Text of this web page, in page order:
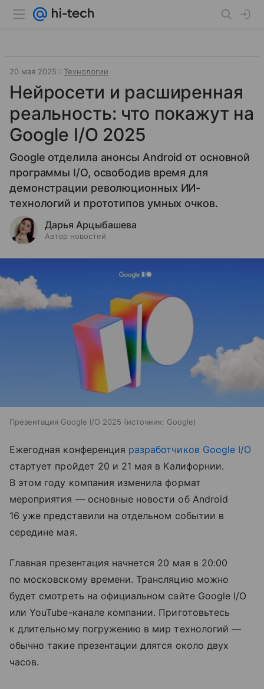
20 мая 2025 Технологии
Нейросети и расширенная
реальность: что покажут на
Google I/O 2025
Google отделила анонсы Android от основной
программы I/O, освободив время для
демонстрации революционных ИИ-
технологий и прототипов умных очков.
Дарья Арцыбашева
Автор новостей
Презентация Google I/O 2025 источник: Google
Ежегодная конференция разработчиков Google I/O
стартует пройдет 20 и 21 мая в Калифорнии.
В этом году компания изменила формат
мероприятия — основные новости об Android
16 уже представили на отдельном событии в
середине мая.
Главная презентация начнется 20 мая в 20:00
по московскому времени. Трансляцию можно
будет смотреть на официальном сайте Google I/O
или YouTube-канале компании. Приготовьтесь
к длительному погружению в мир технологий —
обычно такие презентации длятся около двух
часов.